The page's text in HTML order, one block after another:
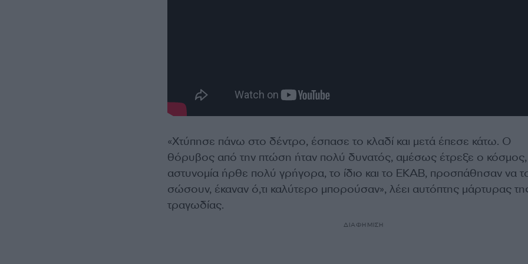
«Χτύπησε πάνω στο δέντρο, έσπασε το κλαδί και μετά έπεσε κάτω. Ο
θόρυβος από την πτώση ήταν πολύ δυνατός, αμέσως έτρεξε ο
αστυνομία ήρθε πολύ γρήγορα, το ίδιο και το ΕΚΑΒ, προσπάθησαν να
σώσουν, έκαναν ό,τι καλύτερο μπορούσαν», λέει αυτόπτης μάρτυρας
τραγωδίας.
ΔΙΑΦΗΜΙΣΗ